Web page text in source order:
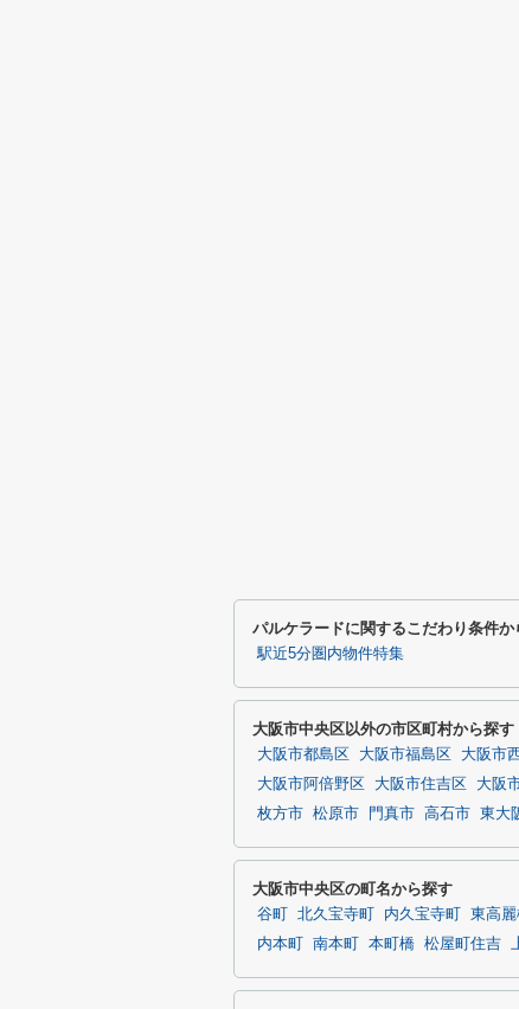
パルケラードに関するこだわり条件か
駅近5分圏内物件特集
大阪市中央区以外の市区町村から探す
大阪市都島区 大阪市福島区 大阪市
大阪市阿倍野区
大阪市住吉区 大阪
枚方市 松原市 門真市 高石市 東大
大阪市中央区の町名から探す
谷町 北久宝寺町 内久宝寺町 東高
内本町
南本町 本町橋 松屋町住吉